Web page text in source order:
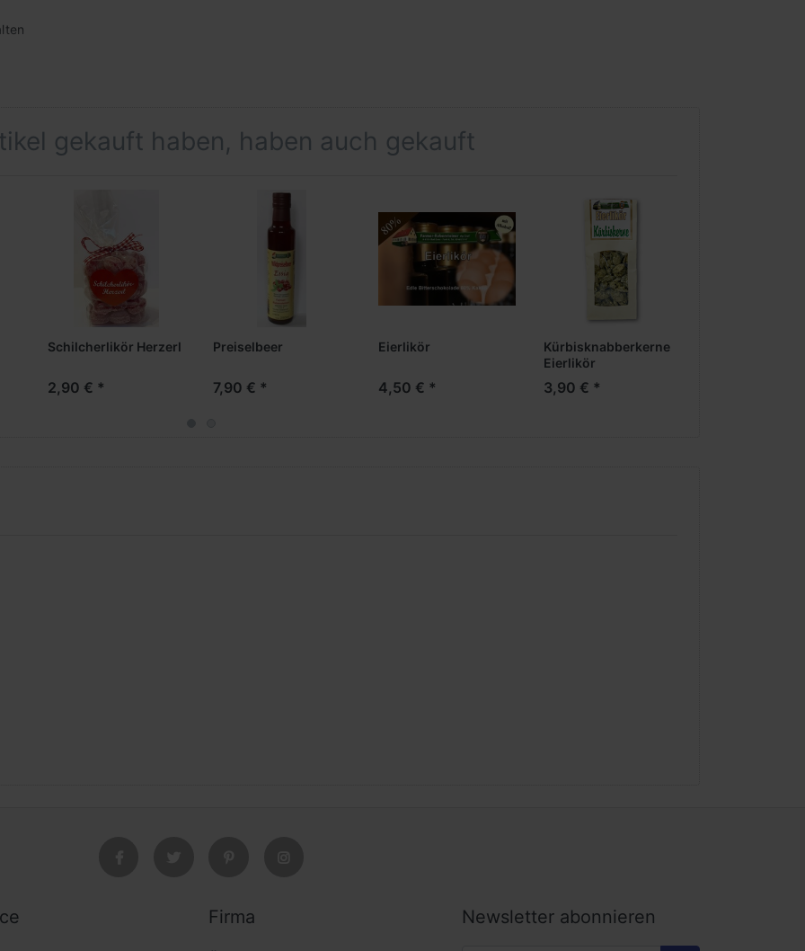
gekauft haben, haben auch gekauft
Schilcherlikör Herzerl
2,90 € *
Preiselbeer
7,90 € *
Eierlikör
4,50 € *
Kürbisknabberkerne
Eierlikör
3,90 € *
Firma Newsletter abonnieren